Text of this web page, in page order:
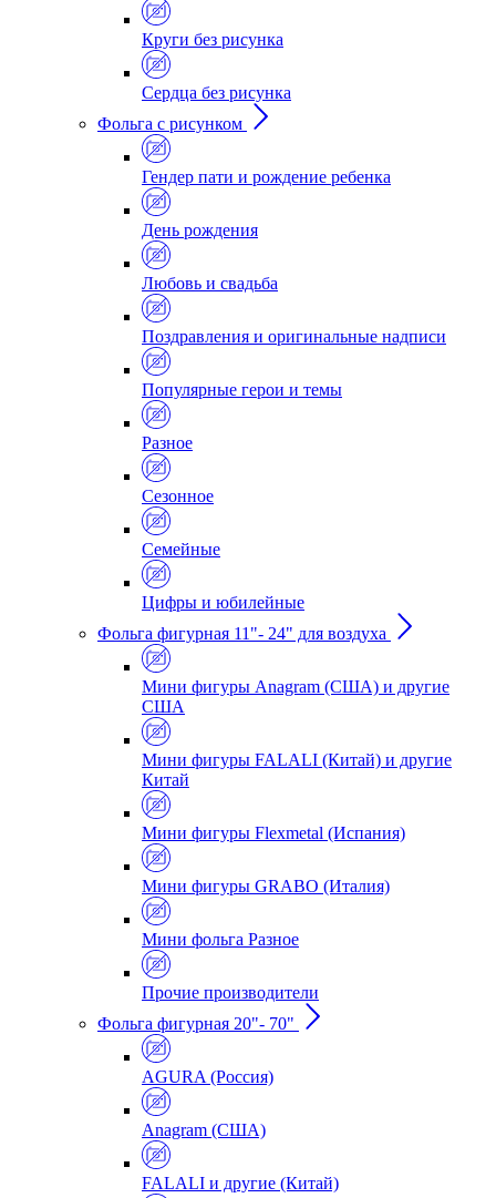
Круги без рисунка
Сердца без рисунка
Фольга с рисунком
Гендер пати и рождение ребенка
День рождения
Любовь и свадьба
Поздравления и оригинальные надписи
Популярные герои и темы
Разное
Сезонное
Семейные
Цифры и юбилейные
Фольга фигурная 11"- 24" для воздуха
Мини фигуры Anagram (США) и другие
США
Мини фигуры FALALI (Китай) и другие
Китай
Мини фигуры Flexmetal (Испания)
Мини фигуры GRABO (Италия)
Мини фольга Разное
Прочие производители
Фольга фигурная 20"- 70"
AGURA (Россия)
Anagram (США)
FALALI и другие (Китай)